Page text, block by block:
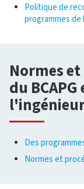
Politique de
programmes de
Normes
du
Des
Normes et